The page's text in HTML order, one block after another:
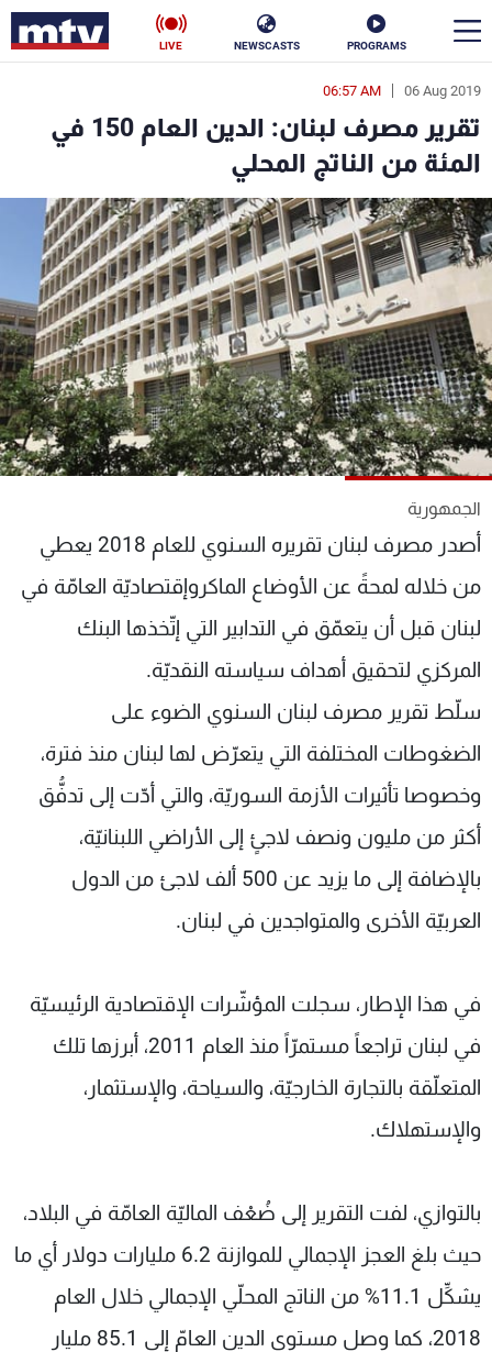
PROGRAMS
NEWSCASTS
LIVE
06 Aug 2019
06:57 AM
تقرير مصرف لبنان: الدين العام 150 في
المئة من الناتج المحلي
الجمهورية
أصدر مصرف لبنان تقريره السنوي للعام 2018 يعطي
من خلاله لمحةً عن الأوضاع الماكروإقتصاديّة العامّة في
لبنان قبل أن يتعمّق في التدابير التي إتّخذها البنك
المركزي لتحقيق أهداف سياسته النقديّة.
سلّط تقرير مصرف لبنان السنوي الضوء على
الضغوطات المختلفة التي يتعرّض لها لبنان منذ فترة،
وخصوصا تأثيرات الأزمة السوريّة، والتي أدّت إلى تدفُّق
أكثر من مليون ونصف لاجئٍ إلى الأراضي اللبنانيّة،
بالإضافة إلى ما يزيد عن 500 ألف لاجئ من الدول
العربيّة الأخرى والمتواجدين في لبنان.
في هذا الإطار، سجلت المؤشّرات الإقتصادية الرئيسيّة
في لبنان تراجعاً مستمرّاً منذ العام 2011، أبرزها تلك
المتعلّقة بالتجارة الخارجيّة، والسياحة، والإستثمار،
والإستهلاك.
بالتوازي، لفت التقرير إلى ضُعْف الماليّة العامّة في البلاد،
حيث بلغ العجز الإجمالي للموازنة 6.2 مليارات دولار أي ما
يشكِّل 11.1% من الناتج المحلّي الإجمالي خلال العام
2018، كما وصل مستوى الدين العامّ إلى 85.1 مليار
en
الأخبار
سياسة ناس
إقتصاد فن
منوعات رياضة
كأس العالم
البرامج
جدول البرامج
شاهد البرامج
الترددات
عن MTV
الإنـتـاج
لاعلاناتكم
وظائف
تواصل معنا
شروط الإسـتخدام
سياسة الخصوصية